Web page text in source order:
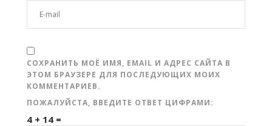
СОХРАНИТЬ МОЁ ИМЯ, EMAIL И АДРЕС САЙТА В
ЭТОМ БРАУЗЕРЕ ДЛЯ ПОСЛЕДУЮЩИХ МОИХ
КОММЕНТАРИЕВ.
ПОЖАЛУЙСТА, ВВЕДИТЕ ОТВЕТ ЦИФРАМИ:
4 + 14 =